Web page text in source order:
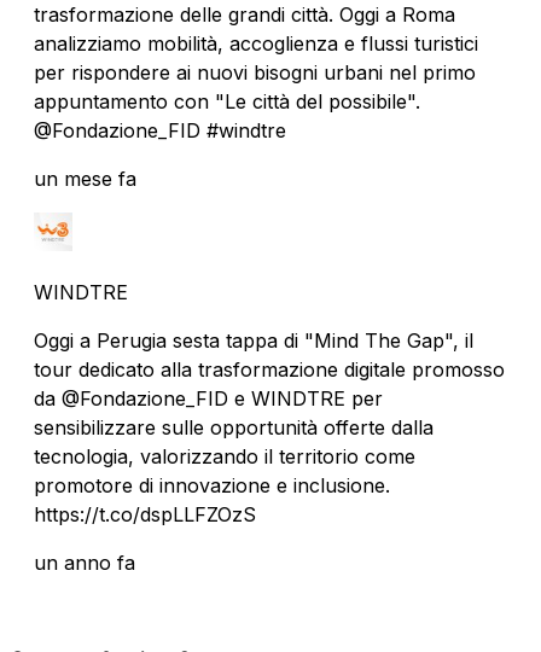
trasformazione delle grandi città. Oggi a Roma
analizziamo mobilità, accoglienza e flussi turistici
per rispondere ai nuovi bisogni urbani nel primo
appuntamento con "Le città del possibile".
@Fondazione_FID #windtre
un mese fa
WINDTRE
Oggi a Perugia sesta tappa di "Mind The Gap", il
tour dedicato alla trasformazione digitale promosso
da @Fondazione_FID e WINDTRE per
sensibilizzare sulle opportunità offerte dalla
tecnologia, valorizzando il territorio come
promotore di innovazione e inclusione.
https://t.co/dspLLFZOzS
un anno fa